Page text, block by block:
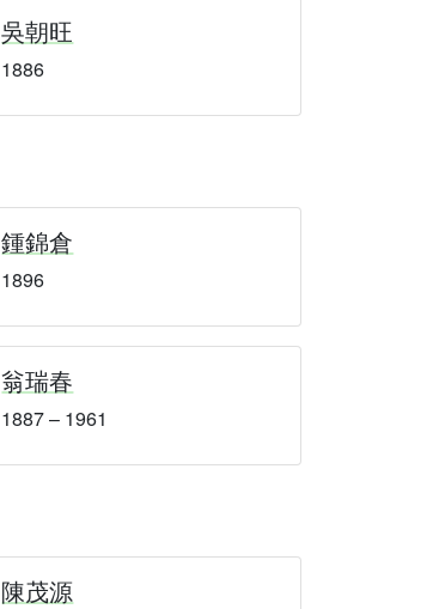
吳朝旺
1886
鍾錦倉
1896
翁瑞春
1887 – 1961
陳茂源